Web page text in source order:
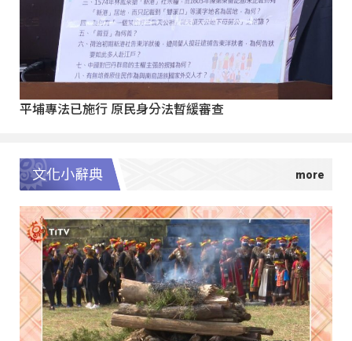
平埔專法已施行 原民身分法暫緩審查
文化小辭典